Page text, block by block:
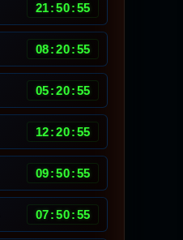
21:50:51
08:20:51
05:20:51
12:20:51
09:50:51
07:50:51